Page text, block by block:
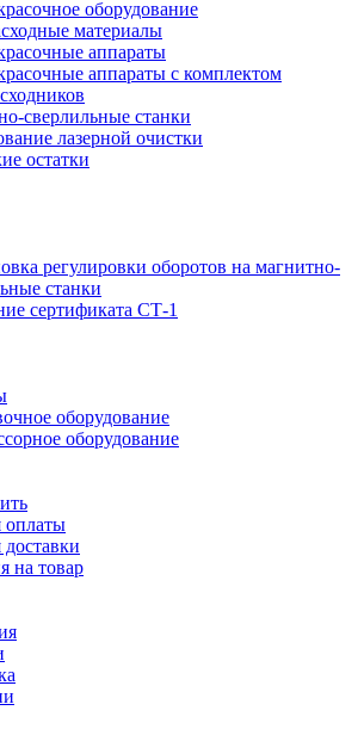
оборудование
материалы
аппараты
аппараты с комплектом
сверлильные станки
лазерной очистки
остатки
регулировки оборотов на магнитно-
станки
сертификата СТ-1
оборудование
оборудование
оплаты
на товар